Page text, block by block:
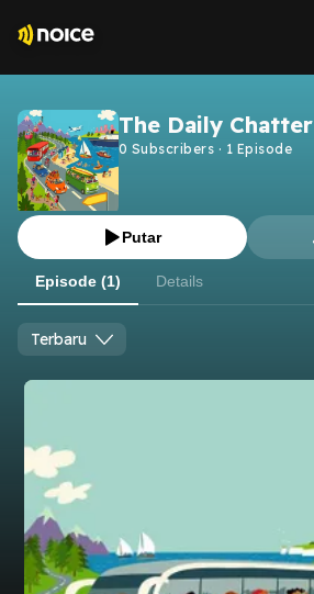
The Daily Chatter
0 Subscribers · 1 Episode
Putar
Episode (1) Details
Terbaru